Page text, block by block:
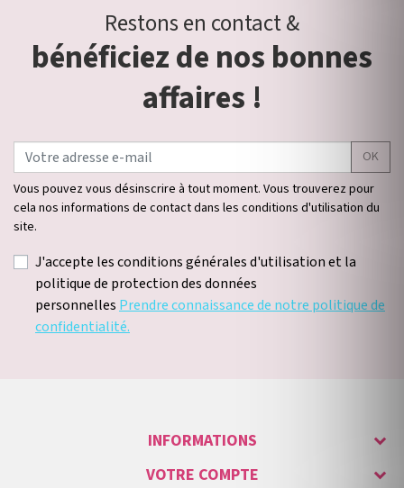
Restons en contact &
bénéficiez de nos bonnes
affaires !
OK
Vous pouvez vous désinscrire à tout moment. Vous trouverez pour
cela nos informations de contact dans les conditions d'utilisation du
site.
J'accepte les conditions générales d'utilisation et la
politique de protection des données
personnelles Prendre connaissance de notre politique de
confidentialité.
INFORMATIONS
VOTRE COMPTE